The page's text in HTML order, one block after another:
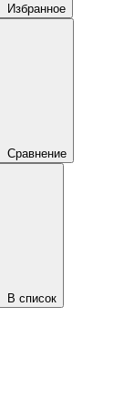
Избранное
Сравнение
В список